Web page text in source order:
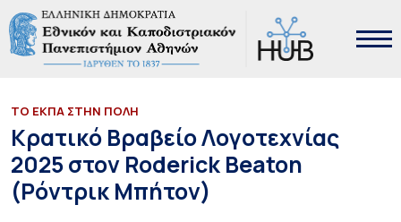
ΤΟ ΕΚΠΑ ΣΤΗΝ ΠΟΛΗ
Κρατικό Βραβείο Λογοτεχνίας
2025 στον Roderick Beaton
(Ρόντρικ Μπήτον)